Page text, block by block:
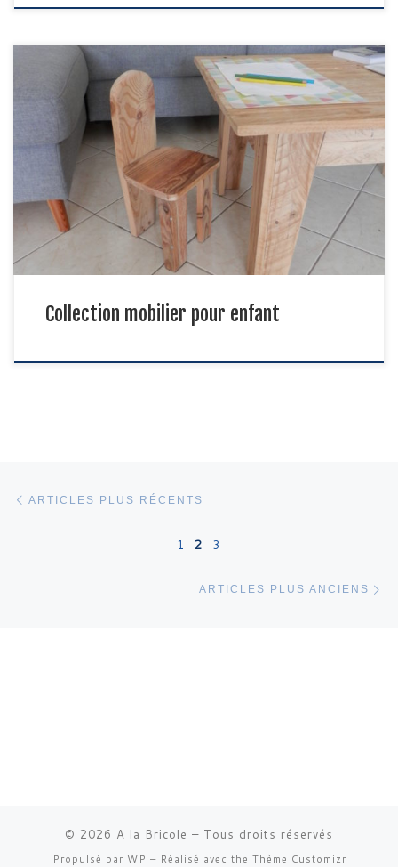
Quelques photos pour vous présenter une partie des réalisations
faites à l’atelier pour les bambins !
Collection mobilier pour enfant
Navigation dans les articles
ARTICLES PLUS RÉCENTS
1 2 3
ARTICLES PLUS ANCIENS
© 2026 A la Bricole – Tous droits réservés
Propulsé par WP – Réalisé avec the Thème Customizr